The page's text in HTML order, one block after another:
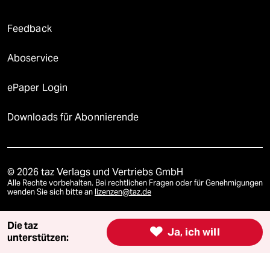
Feedback
Aboservice
ePaper Login
Downloads für Abonnierende
© 2026 taz Verlags und Vertriebs GmbH
Alle Rechte vorbehalten. Bei rechtlichen Fragen oder für Genehmigungen
wenden Sie sich bitte an lizenzen@taz.de
Feedback Redaktionsstatut Kommune-Richtlinien
 Ja, ich will
Die taz
unterstützen: